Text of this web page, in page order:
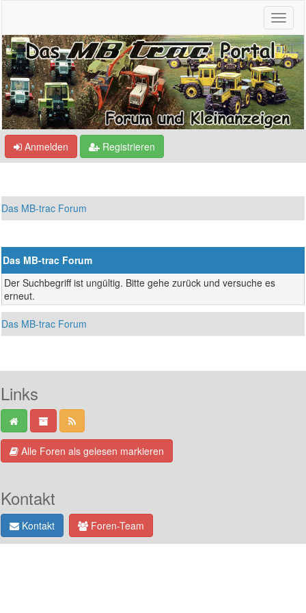
Anmelden Registrieren
Das MB-trac Forum
Das MB-trac Forum
Der Suchbegriff ist ungültig. Bitte gehe zurück und versuche es
erneut.
Das MB-trac Forum
Links
Alle Foren als gelesen markieren
Kontakt
Kontakt Foren-Team